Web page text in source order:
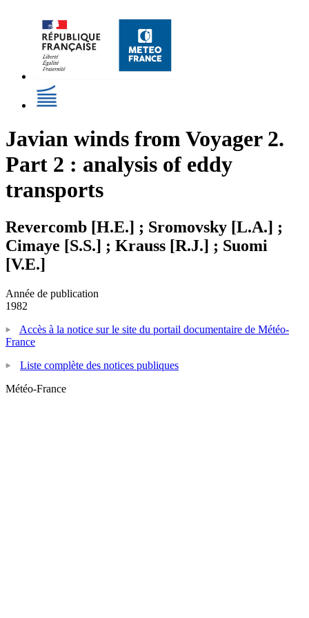
Javian winds from Voyager 2.
Part 2 : analysis of eddy
transports
Revercomb [H.E.] ; Sromovsky [L.A.] ;
Cimaye [S.S.] ; Krauss [R.J.] ; Suomi
[V.E.]
Année de publication
1982
Accès à la notice sur le site du portail documentaire de Météo-
France
Liste complète des notices publiques
Météo-France